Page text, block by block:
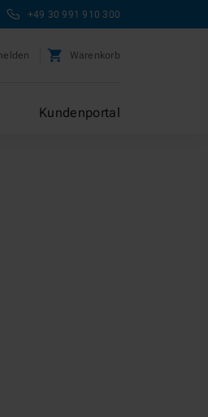
+49 30 991 910 300
Warenkorb
Kundenportal